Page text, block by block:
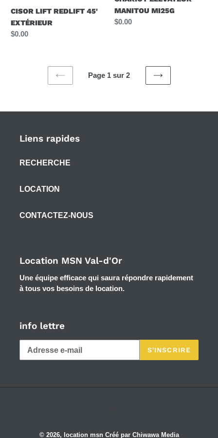
CISOR LIFT REDLIFT 45'
EXTÉRIEUR
Prix
$0.00
MANITOU MI25G
Prix
$0.00
PAGE
Page 1 sur 2
PAGE
Liens rapides
RECHERCHE
LOCATION
CONTACTEZ-NOUS
Location MSN Val-d'Or
Une équipe efficace qui saura répondre rapidement
à tous vos besoins de location.
info lettre
S'INSCRIRE
© 2026, location msn Créé par Chiwawa Media